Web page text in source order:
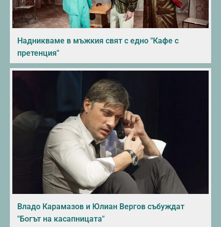
Надникваме в мъжкия свят с едно "Кафе с
претенция"
Владо Карамазов и Юлиан Вергов събуждат
"Богът на касапницата"